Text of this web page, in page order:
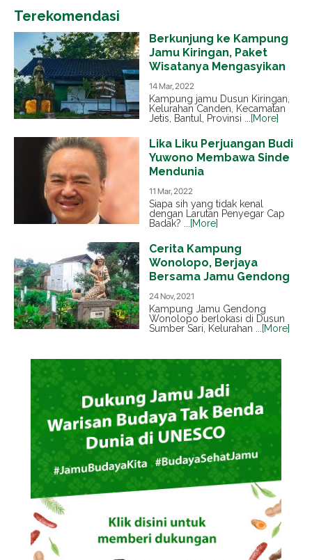
Terekomendasi
Berkunjung ke Kampung
Jamu Kiringan, Paket
Wisatanya Mengasyikan
14 Mar, 2022
Kampung jamu Dusun Kiringan,
Kelurahan Canden, Kecamatan
Jetis, Bantul, Provinsi
...[More]
Lika Liku Perjuangan Budi
Yuwono Membawa Sinde
Mendunia
11 Mar, 2022
Siapa sih yang tidak kenal
dengan Larutan Penyegar Cap
Badak?
...[More]
Cerita Kampung
Wonolopo, Berjaya
Bersama Jamu Gendong
24 Nov, 2021
Kampung Jamu Gendong
Wonolopo berlokasi di Dusun
Sumber Sari, Kelurahan
...[More]
Jahe Merah Untuk
Tingkatkan Imun Saat
Pandemi
29 Oct, 2021
Olahan jahe merah kembali
menjadi perbincangan khalayak
belum lama ini.
Perpaduan Sari Kedelai
dan Kuah Jahe dalam
Semangkok Tahok
15 Oct, 2020
Makanan bukan sekedar urusan
perut dan penghilang rasa lapar.